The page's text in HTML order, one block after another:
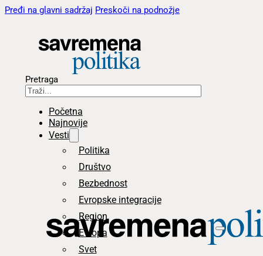
Pređi na glavni sadržaj Preskoči na podnožje
Pretraga
Početna
Najnovije
Vesti
Politika
Društvo
Bezbednost
Evropske integracije
Region
Evropa
Svet